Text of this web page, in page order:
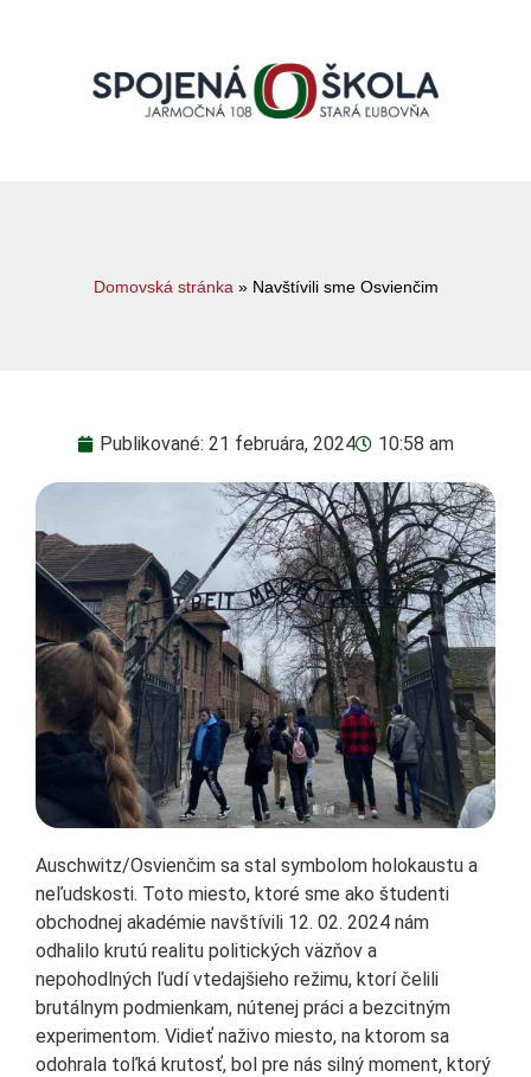
Domovská stránka» Navštívili sme Osvienčim
Publikované: 21 februára, 2024 10:58 am
Auschwitz/Osvienčim sa stal symbolom holokaustu a
neľudskosti. Toto miesto, ktoré sme ako študenti
obchodnej akadémie navštívili 12. 02. 2024 nám
odhalilo krutú realitu politických väzňov a
nepohodlných ľudí vtedajšieho režimu, ktorí čelili
brutálnym podmienkam, nútenej práci a bezcitným
experimentom. Vidieť naživo miesto, na ktorom sa
odohrala toľká krutosť, bol pre nás silný moment, ktorý